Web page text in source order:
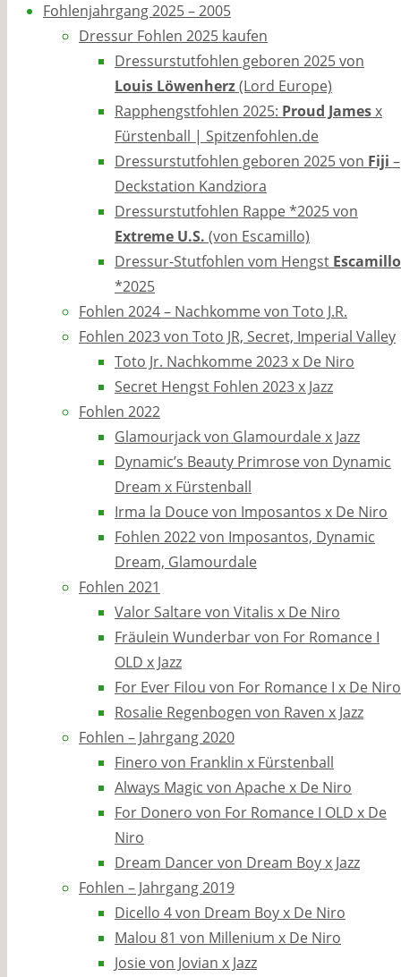
Fohlenjahrgang 2025 – 2005
Dressur Fohlen 2025 kaufen
Dressurstutfohlen geboren 2025 von
Louis Löwenherz(Lord Europe)
Rapphengstfohlen 2025: Proud Jamesx
Fürstenball | Spitzenfohlen.de
Dressurstutfohlen geboren 2025 von Fiji –
Deckstation Kandziora
Dressurstutfohlen Rappe *2025 von
Extreme U.S. (von Escamillo)
Dressur-Stutfohlen vom Hengst Escamillo
*2025
Fohlen 2024 – Nachkomme von Toto J.R.
Fohlen 2023 von Toto JR, Secret, Imperial Valley
Toto Jr. Nachkomme 2023 x De Niro
Secret Hengst Fohlen 2023 x Jazz
Fohlen 2022
Glamourjack von Glamourdale x Jazz
Dynamic’s Beauty Primrose von Dynamic
Dream x Fürstenball
Irma la Douce von Imposantos x De Niro
Fohlen 2022 von Imposantos, Dynamic
Dream, Glamourdale
Fohlen 2021
Valor Saltare von Vitalis x De Niro
Fräulein Wunderbar von For Romance I
OLD x Jazz
For Ever Filou von For Romance I x De Niro
Rosalie Regenbogen von Raven x Jazz
Fohlen – Jahrgang 2020
Finero von Franklin x Fürstenball
Always Magic von Apache x De Niro
For Donero von For Romance I OLD x De
Niro
Dream Dancer von Dream Boy x Jazz
Fohlen – Jahrgang 2019
Dicello 4 von Dream Boy x De Niro
Malou 81 von Millenium x De Niro
Josie von Jovian x Jazz